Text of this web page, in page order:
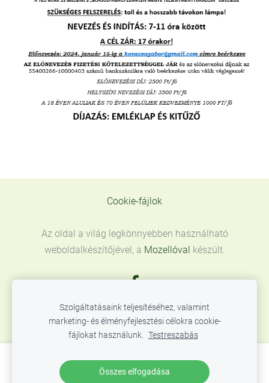
Cookie-fájlok
Az oldal a világ legkönnyebben használható
weboldalkészítőjével, a Mozellóval készült.
Hozzon létre weboldalt vagy webáruházat a
Mozello segítségével.
Szolgáltatásaink teljesítéséhez, valamint
marketing- és élményfejlesztési célokra cookie-
fájlokat használunk. Testreszabás
Összes elfogadása